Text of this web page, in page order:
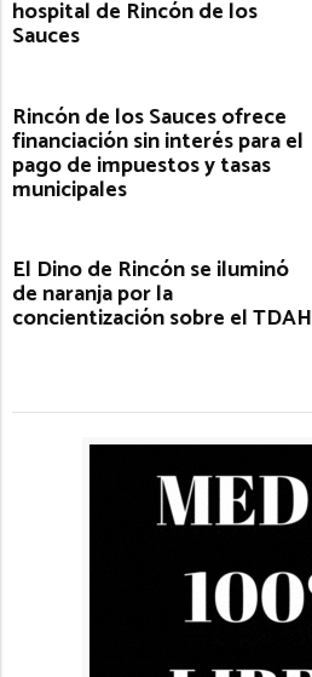
hospital de Rincón de los
Sauces
Rincón de los Sauces ofrece
financiación sin interés para el
pago de impuestos y tasas
municipales
El Dino de Rincón se iluminó
de naranja por la
concientización sobre el TDAH